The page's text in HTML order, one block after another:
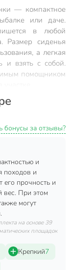
— компактное
или даче.
в любой
Размер сиденья
а легкая
и взять с собой.
помощником
воздухе.
— отличное
участка.
Китай
без
подлокотников
бонусы за отзывы?
и
походов и
его прочность и
вес. При этом
могут
на основе 39
площадок
Крепкий7